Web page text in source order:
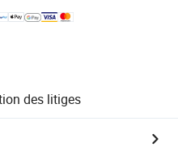
des litiges